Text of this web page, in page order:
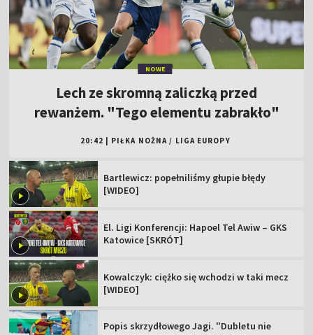
NOWE
Lech ze skromną zaliczką przed
rewanżem. "Tego elementu zabrakło"
20:42 PIŁKA NOŻNA / LIGA EUROPY
Bartlewicz: popełniliśmy głupie błędy
[WIDEO]
El. Ligi Konferencji: Hapoel Tel Awiw – GKS
Katowice [SKRÓT]
Kowalczyk: ciężko się wchodzi w taki mecz
[WIDEO]
Popis skrzydłowego Jagi. "Dubletu nie